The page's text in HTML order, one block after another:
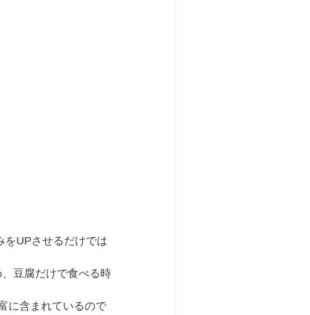
をUPさせるだけでは
豆腐だけで食べる時
に含まれているので